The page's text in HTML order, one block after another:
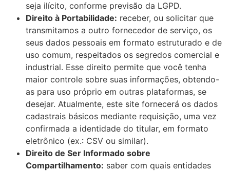
seja ilícito, conforme previsão da LGPD.
Direito à Portabilidade: receber, ou solicitar que
transmitamos a outro fornecedor de serviço, os
seus dados pessoais em formato estruturado e de
uso comum, respeitados os segredos comercial e
industrial. Esse direito permite que você tenha
maior controle sobre suas informações, obtendo-
as para uso próprio em outras plataformas, se
desejar. Atualmente, este site fornecerá os dados
cadastrais básicos mediante requisição, uma vez
confirmada a identidade do titular, em formato
eletrônico (ex.: CSV ou similar).
Direito de Ser Informado sobre
Compartilhamento: saber com quais entidades